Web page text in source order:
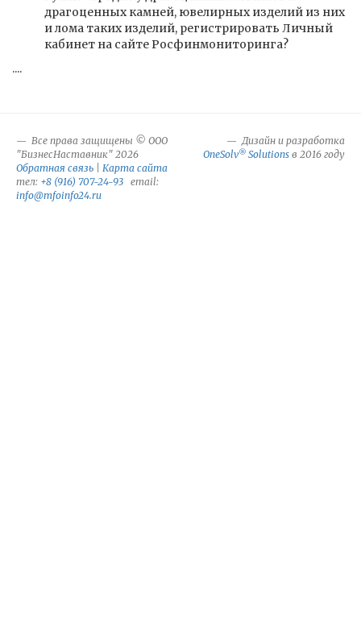
драгоценных камней, ювелирных изделий из них
и лома таких изделий, регистрировать Личный
кабинет на сайте Росфинмониторинга?
....
Все права защищены © ООО
"БизнесНаставник" 2026
Обратная связь
Карта сайта
тел: +8 (916) 707-24-93 email:
info@mfoinfo24.ru
Дизайн и разработка
OneSolv® Solutions в 2016 году